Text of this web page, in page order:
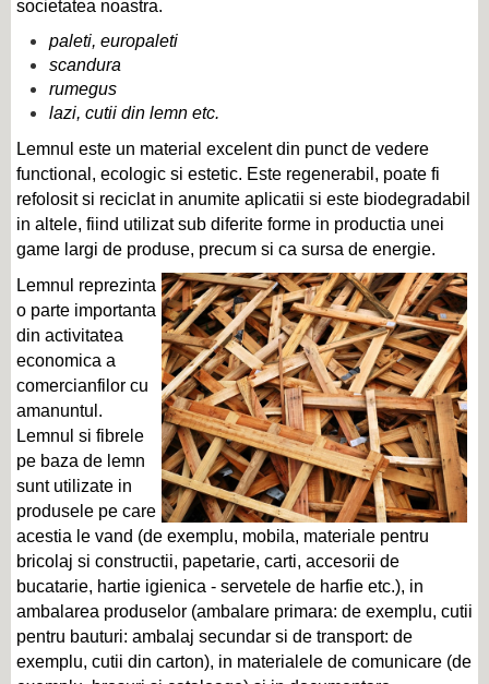
societatea noastra.
paleti, europaleti
scandura
rumegus
lazi, cutii din lemn etc.
Lemnul este un material excelent din punct de vedere
functional, ecologic si estetic. Este regenerabil, poate fi
refolosit si reciclat in anumite aplicatii si este biodegradabil
in altele, fiind utilizat sub diferite forme in productia unei
game largi de produse, precum si ca sursa de energie.
Lemnul reprezinta
o parte importanta
din activitatea
economica a
comercianfilor cu
amanuntul.
Lemnul si fibrele
pe baza de lemn
sunt utilizate in
produsele pe care
acestia le vand (de exemplu, mobila, materiale pentru
bricolaj si constructii, papetarie, carti, accesorii de
bucatarie, hartie igienica - servetele de harfie etc.), in
ambalarea produselor (ambalare primara: de exemplu, cutii
pentru bauturi: ambalaj secundar si de transport: de
exemplu, cutii din carton), in materialele de comunicare (de